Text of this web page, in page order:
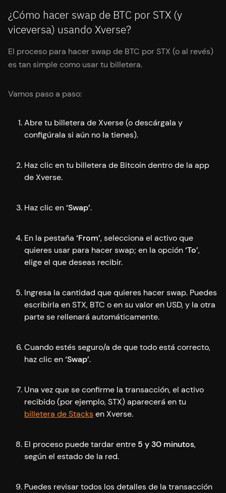
¿Cómo hacer swap de BTC por STX (y
viceversa) usando Xverse?
El proceso para hacer swap de BTC por STX (o al revés)
es tan simple como usar tu billetera.
Vamos paso a paso:
Abre tu billetera de Xverse (o descárgala y
configúrala si aún no la tienes).
Haz clic en tu billetera de Bitcoin dentro de la app
de Xverse.
Haz clic en‘Swap’.
En la pestaña ‘From’, selecciona el activo que
quieres usar para hacer swap; en la opción‘To’,
elige el que deseas recibir.
Ingresa la cantidad que quieres hacer swap. Puedes
escribirla en STX, BTC o en su valor en USD, y la otra
parte se rellenará automáticamente.
Cuando estés seguro/a de que todo está correcto,
haz clic en‘Swap’.
Una vez que se confirme la transacción, el activo
recibido (por ejemplo, STX) aparecerá en tu
billetera de Stacksen Xverse.
El proceso puede tardar entre 5 y 30 minutos,
según el estado de la red.
Puedes revisar todos los detalles de la transacción